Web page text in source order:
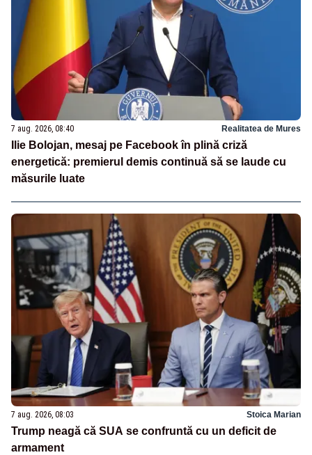
7 aug. 2026, 08:40 Realitatea de Mures
Ilie Bolojan, mesaj pe Facebook în plină criză
energetică: premierul demis continuă să se laude cu
măsurile luate
7 aug. 2026, 08:03 Stoica Marian
Trump neagă că SUA se confruntă cu un deficit de
armament